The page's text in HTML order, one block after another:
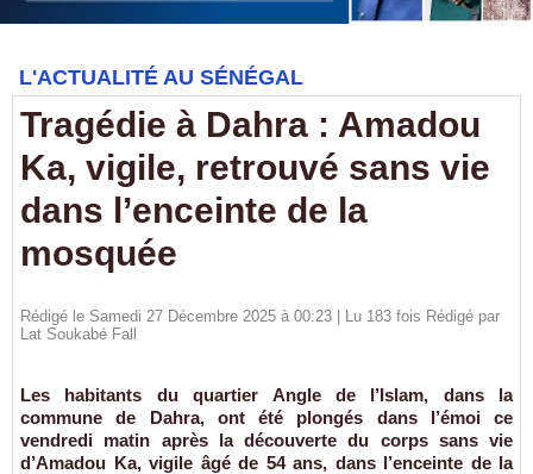
L'ACTUALITÉ AU SÉNÉGAL
Tragédie à Dahra : Amadou
Ka, vigile, retrouvé sans vie
dans l’enceinte de la
mosquée
Rédigé le Samedi 27 Décembre 2025 à 00:23 | Lu 183 fois Rédigé par
Lat Soukabé Fall
Les habitants du quartier Angle de l’Islam, dans la
commune de Dahra, ont été plongés dans l’émoi ce
vendredi matin après la découverte du corps sans vie
d’Amadou Ka, vigile âgé de 54 ans, dans l’enceinte de la